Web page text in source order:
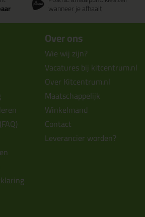
wanneer je afhaalt
Over ons
Wie wij zijn?
Vacatures bij kitcentrum.nl
Over Kitcentrum.nl
Maatschappelijk
Winkelmand
Contact
Leverancier worden?